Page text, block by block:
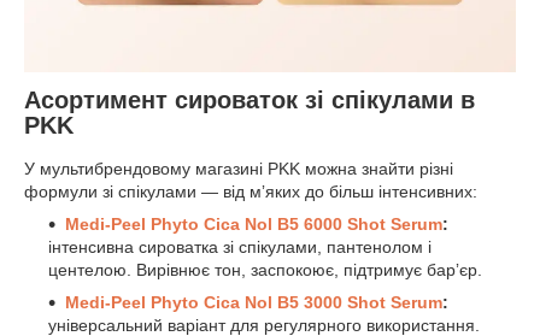
Асортимент сироваток зі спікулами в
PKK
У мультибрендовому магазині PKK можна знайти різні
формули зі спікулами — від мʼяких до більш інтенсивних:
Medi-Peel Phyto Cica Nol B5 6000 Shot Serum:
інтенсивна сироватка зі спікулами, пантенолом і
центелою. Вирівнює тон, заспокоює, підтримує барʼєр.
Medi-Peel Phyto Cica Nol B5 3000 Shot Serum:
універсальний варіант для регулярного використання.